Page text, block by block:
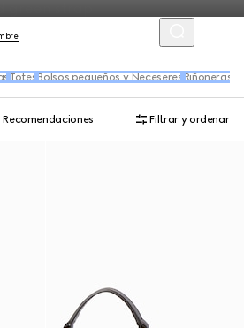
Totes Bolsos pequeños y Neceseres Riñoneras
Recomendaciones Filtrar y ordenar